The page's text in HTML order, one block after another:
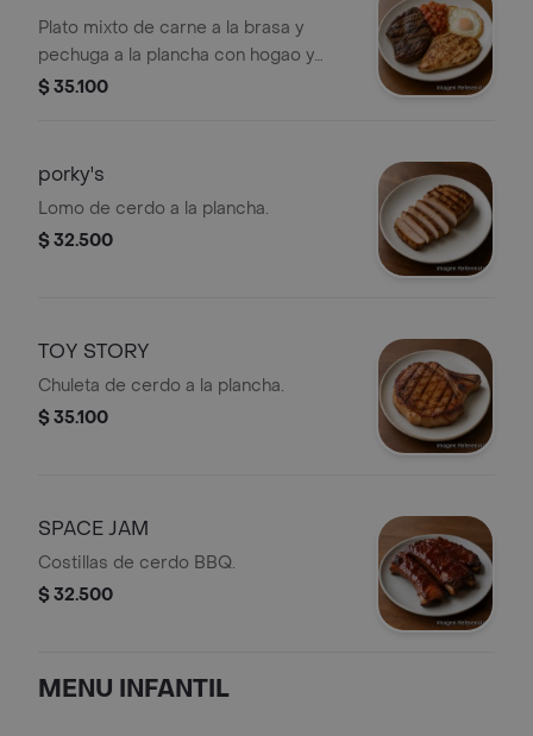
Plato mixto de carne a la brasa y
pechuga a la plancha con hogao y
huevo frito.
$ 35.100
porky's
Lomo de cerdo a la plancha.
$ 32.500
TOY STORY
Chuleta de cerdo a la plancha.
$ 35.100
SPACE JAM
Costillas de cerdo BBQ.
$ 32.500
MENU INFANTIL